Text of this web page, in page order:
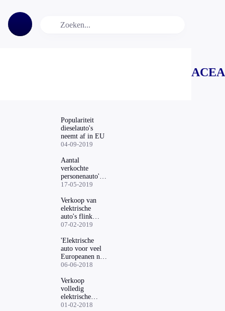
ACEA
Populariteit
dieselauto's
neemt af in EU
04-09-2019
Aantal
verkochte
personenauto's
is gedaald
17-05-2019
Verkoop van
elektrische
auto's flink
gestegen
07-02-2019
'Elektrische
auto voor veel
Europeanen niet
te betalen'
06-06-2018
Verkoop
volledig
elektrische
auto's stevig in
01-02-2018